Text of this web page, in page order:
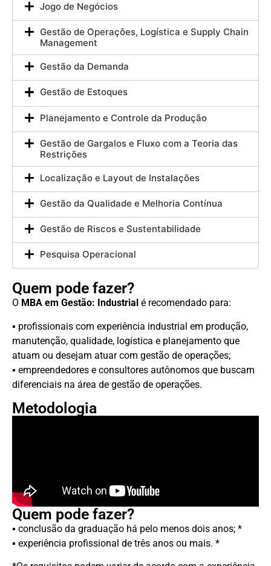
Jogo de Negócios
Gestão de Operações, Logística e Supply Chain
Management
Gestão da Demanda
Gestão de Estoques
Planejamento e Controle da Produção
Gestão de Gargalos e Fluxo com a Teoria das
Restrições
Localização e Layout de Instalações
Gestão da Qualidade e Melhoria Contínua
Gestão de Riscos e Sustentabilidade
Pesquisa Operacional
Quem pode fazer?
O MBA em Gestão: Industrial é recomendado para:
▪ profissionais com experiência industrial em produção,
manutenção, qualidade, logística e planejamento que
atuam ou desejam atuar com gestão de operações;
▪ empreendedores e consultores autônomos que buscam
diferenciais na área de gestão de operações.
Metodologia
Quem pode fazer?
▪ conclusão da graduação há pelo menos dois anos; *
▪ experiência profissional de três anos ou mais. *